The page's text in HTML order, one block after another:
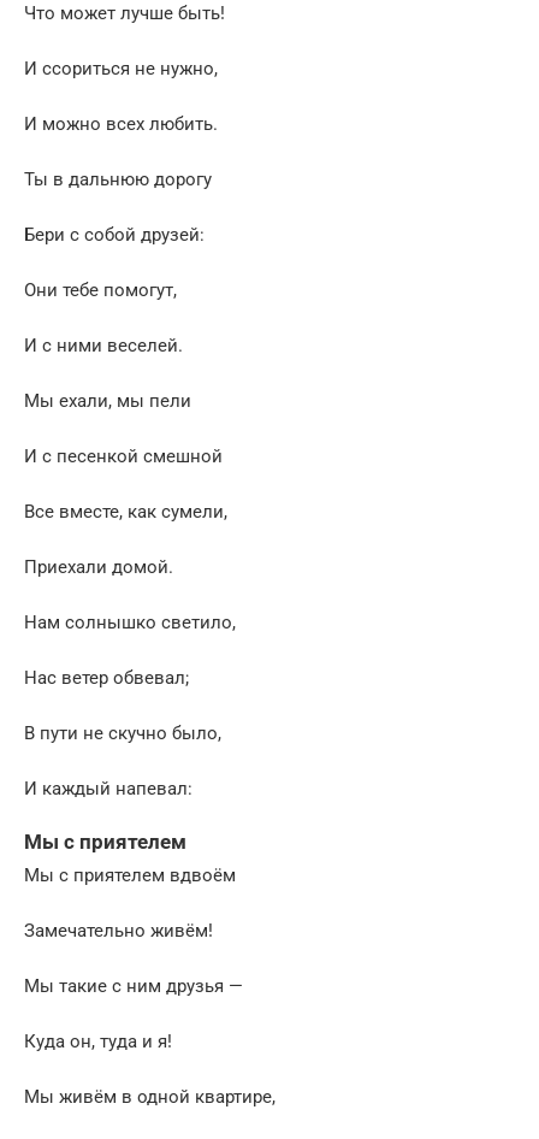
Что может лучше быть!
И ссориться не нужно,
И можно всех любить.
Ты в дальнюю дорогу
Бери с собой друзей:
Они тебе помогут,
И с ними веселей.
Мы ехали, мы пели
И с песенкой смешной
Все вместе, как сумели,
Приехали домой.
Нам солнышко светило,
Нас ветер обвевал;
В пути не скучно было,
И каждый напевал:
Мы с приятелем
Мы с приятелем вдвоём
Замечательно живём!
Мы такие с ним друзья —
Куда он, туда и я!
Мы живём в одной квартире,